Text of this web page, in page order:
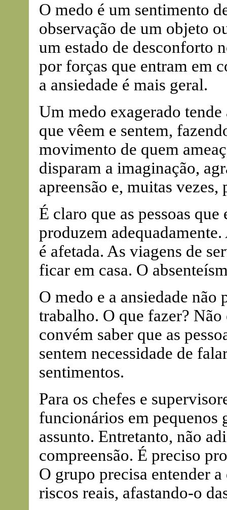
O medo é um sentimento
observação de um objeto
um estado de desconforto
por forças que entram em
a ansiedade é mais geral.
Um medo exagerado tende
que vêem e sentem,
movimento de quem
disparam a imaginação,
apreensão e, muitas vezes,
É claro que as pessoas que
produzem
é afetada. As viagens de
ficar em casa. O
O medo e a ansiedade
trabalho. O que fazer?
convém saber que as
sentem necessidade de
sentimentos.
Para os chefes e
funcionários em pequenos
assunto. Entretanto, não
compreensão. É preciso
O grupo precisa entender
riscos reais, afastando-o